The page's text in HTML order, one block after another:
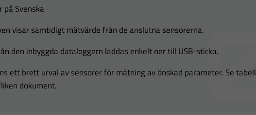
på Svenska
visar samtidigt mätvärde från de anslutna sensorerna.
den inbyggda dataloggern laddas enkelt ner till USB-sticka.
ett brett urval av sensorer för mätning av önskad parameter. Se tabell
dokument.